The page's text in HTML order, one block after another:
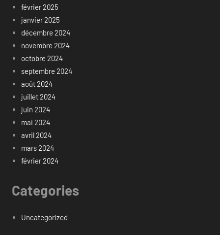
février 2025
janvier 2025
décembre 2024
novembre 2024
octobre 2024
septembre 2024
août 2024
juillet 2024
juin 2024
mai 2024
avril 2024
mars 2024
février 2024
Categories
Uncategorized